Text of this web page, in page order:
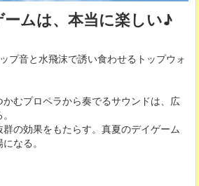
ームは、本当に楽しい♪
プ音と水飛沫で誘い食わせるトップウォ
むプロペラから奏でるサウンドは、広
の効果をもたらす。真夏のデイゲーム
なる。